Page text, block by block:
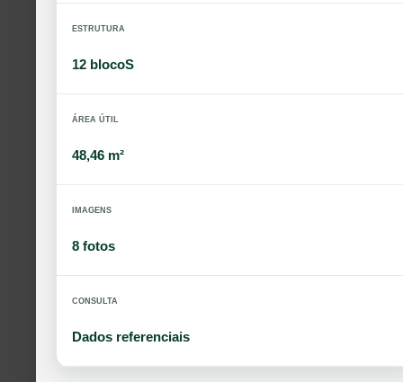
ESTRUTURA
12 blocoS
ÁREA ÚTIL
48,46 m²
IMAGENS
8 fotos
CONSULTA
Dados referenciais